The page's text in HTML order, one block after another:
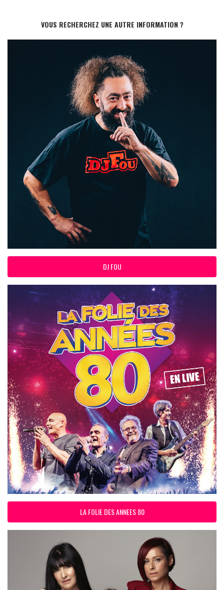
VOUS RECHERCHEZ UNE AUTRE INFORMATION ?
DJ FOU
LA FOLIE DES ANNEES 80